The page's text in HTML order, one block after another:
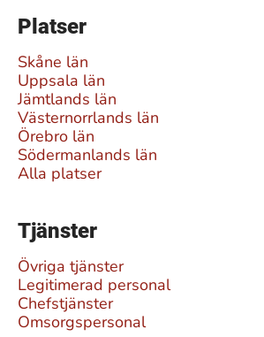
Platser
Skåne län
Uppsala län
Jämtlands län
Västernorrlands län
Örebro län
Södermanlands län
Alla platser
Tjänster
Övriga tjänster
Legitimerad personal
Chefstjänster
Omsorgspersonal